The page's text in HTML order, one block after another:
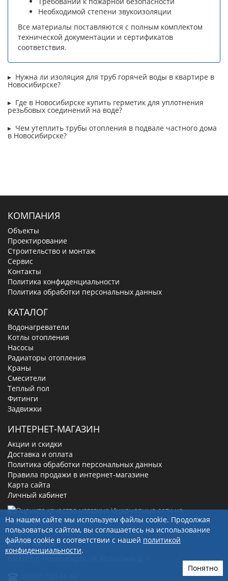
Необходимой степени звукоизоляции
Все материалы поставляются с полным комплектом
технической документации и сертификатов
соответствия.
Нужна ли изоляция для труб горячей воды в квартире в
Новосибирске?
Где в Новосибирске купить герметик для уплотнения
резьбовых соединений на воде?
Чем утеплить трубы отопления в подвале частного дома
в Новосибирске?
КОМПАНИЯ
Объекты
Проектирование
Строительство и монтаж
Сервис
Контакты
Политика конфиденциальности
Политика обработки персональных данных
КАТАЛОГ
Водонагреватели
Котлы отопления
Насосы
Радиаторы отопления
Краны
Смесители
Теплый пол
Фитинги
Задвижки
ИНТЕРНЕТ-МАГАЗИН
Акции и скидки
Доставка и оплата
Политика обработки персональных данных
Правила продажи в интернет-магазине
Карта сайта
Личный кабинет
КОНТАКТЫ
На нашем сайте мы используем файлы cookie. Продолжая
пользоваться сайтом, вы соглашаетесь на использование
файлов cookie в соответствии с нашей политикой
конфиденциальности.
Понятно